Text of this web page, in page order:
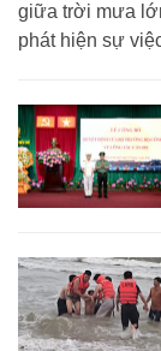
giữa trời mưa
phát hiện sự